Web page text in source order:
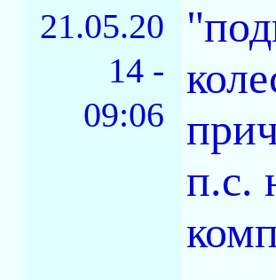
21.05.20
14 -
09:06
п.с.